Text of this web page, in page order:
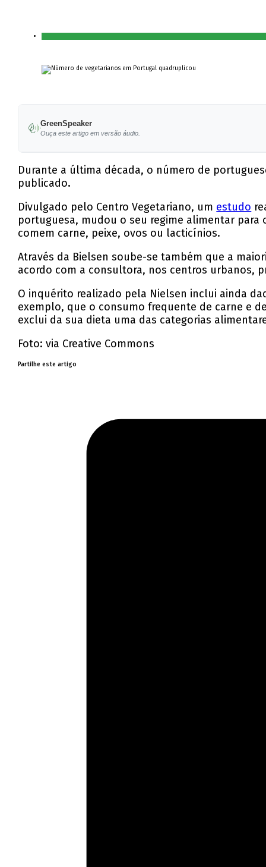
GreenSpeaker
Ouça este artigo em versão áudio.
Durante a última década, o número de
publicado.
Divulgado pelo Centro Vegetariano, um estudo
portuguesa, mudou o seu regime alimentar para
comem carne, peixe, ovos ou lacticínios.
Através da Bielsen soube-se também que a
acordo com a consultora, nos centros urbanos,
O inquérito realizado pela Nielsen inclui ainda
exemplo, que o consumo frequente de carne e
exclui da sua dieta uma das categorias
Foto: via Creative Commons
Partilhe este artigo